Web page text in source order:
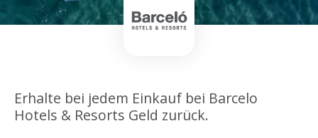
Erhalte bei jedem Einkauf bei Barcelo
Hotels & Resorts Geld zurück.